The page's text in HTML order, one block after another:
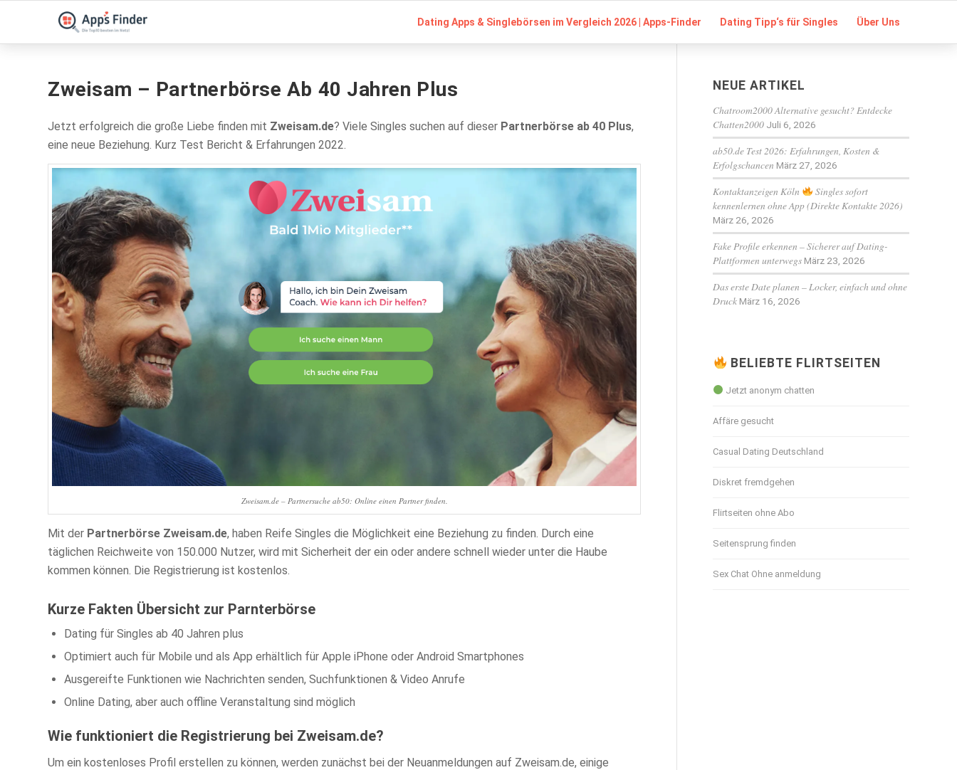
Dating Apps & Singlebörsen im Vergleich 2026 | Apps-Finder Dating Tipp‘s für Singles Über Uns
Zweisam – Partnerbörse Ab 40 Jahren Plus
Jetzt erfolgreich die große Liebe finden mit Zweisam.de? Viele Singles suchen auf dieser Partnerbörse ab 40 Plus,
eine neue Beziehung. Kurz Test Bericht & Erfahrungen 2022.
Zweisam.de – Partnersuche ab50: Online einen Partner finden.
Mit der Partnerbörse Zweisam.de, haben Reife Singles die Möglichkeit eine Beziehung zu finden. Durch eine
täglichen Reichweite von 150.000 Nutzer, wird mit Sicherheit der ein oder andere schnell wieder unter die Haube
kommen können. Die Registrierung ist kostenlos.
Kurze Fakten Übersicht zur Parnterbörse
Dating für Singles ab 40 Jahren plus
Optimiert auch für Mobile und als App erhältlich für Apple iPhone oder Android Smartphones
Ausgereifte Funktionen wie Nachrichten senden, Suchfunktionen & Video Anrufe
Online Dating, aber auch offline Veranstaltung sind möglich
Wie funktioniert die Registrierung bei Zweisam.de?
Um ein kostenloses Profil erstellen zu können, werden zunächst bei der Neuanmeldungen auf Zweisam.de, einige
NEUE ARTIKEL
Chatroom2000 Alternative gesucht? Entdecke
Chatten2000 Juli 6, 2026
ab50.de Test 2026: Erfahrungen, Kosten &
Erfolgschancen März 27, 2026
Kontaktanzeigen Köln
Singles sofort
kennenlernen ohne App (Direkte Kontakte 2026)
März 26, 2026
Fake Profile erkennen – Sicherer auf Dating-
Plattformen unterwegs März 23, 2026
Das erste Date planen – Locker, einfach und ohne
Druck März 16, 2026
BELIEBTE FLIRTSEITEN
Jetzt anonym chatten
Affäre gesucht
Casual Dating Deutschland
Diskret fremdgehen
Flirtseiten ohne Abo
Seitensprung finden
Sex Chat Ohne anmeldung